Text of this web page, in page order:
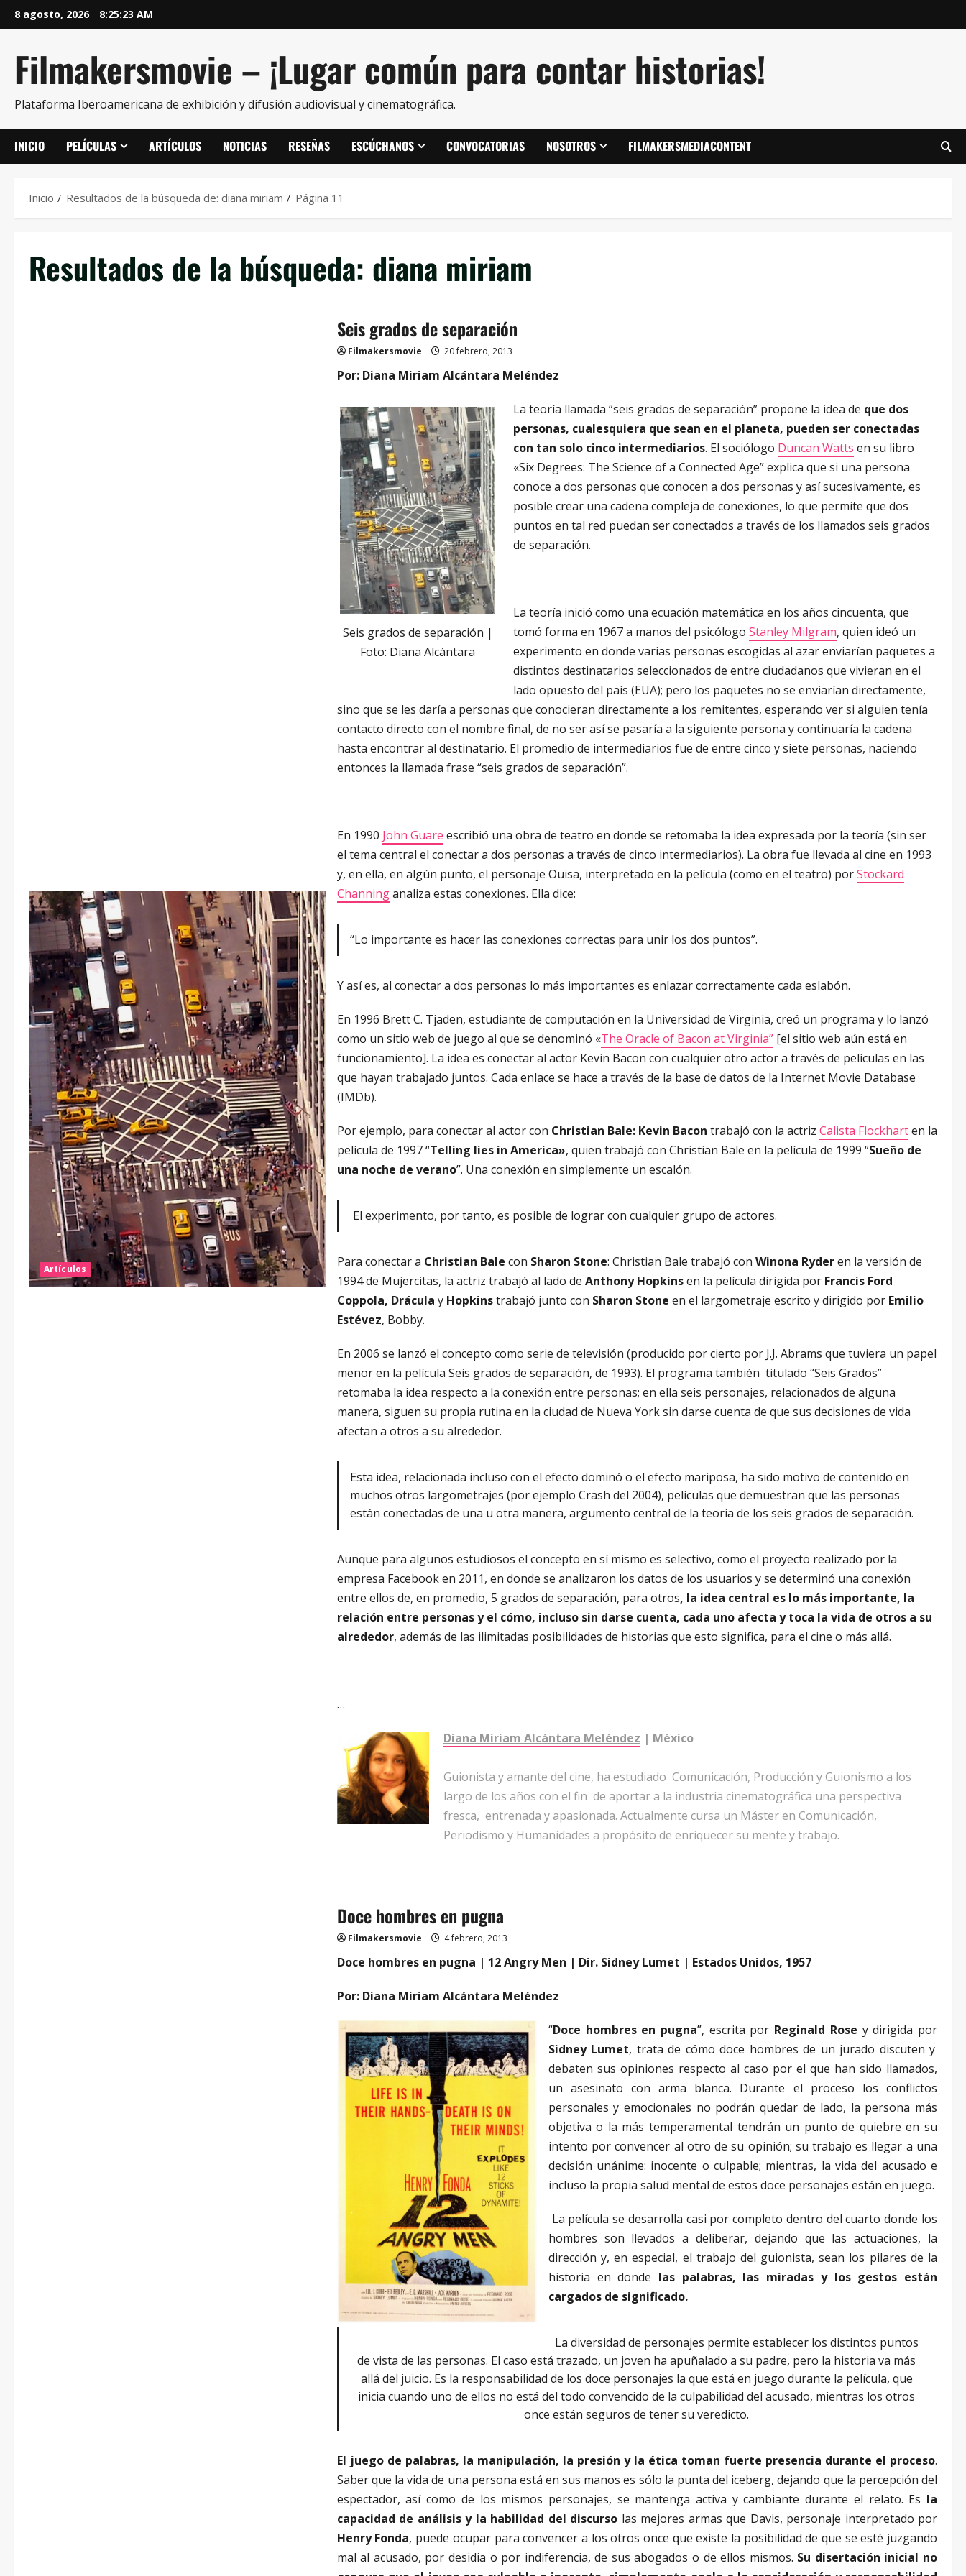
8 agosto, 2026 8:25:25 AM
Filmakersmovie – ¡Lugar común para contar historias!
Plataforma Iberoamericana de exhibición y difusión audiovisual y cinematográfica.
INICIO PELÍCULAS ARTÍCULOS NOTICIAS RESEÑAS ESCÚCHANOS CONVOCATORIAS NOSOTROS FILMAKERSMEDIACONTENT
Inicio Resultados de la búsqueda de: diana miriam Página 11
Resultados de la búsqueda: diana miriam
Artículos
Seis grados de separación
Filmakersmovie 20 febrero, 2013
Por: Diana Miriam Alcántara Meléndez
Seis grados de separación |
Foto: Diana Alcántara
La teoría llamada “seis grados de separación” propone la idea de que dos
personas, cualesquiera que sean en el planeta, pueden ser conectadas
con tan solo cinco intermediarios. El sociólogo Duncan Watts en su libro
«Six Degrees: The Science of a Connected Age” explica que si una persona
conoce a dos personas que conocen a dos personas y así sucesivamente, es
posible crear una cadena compleja de conexiones, lo que permite que dos
puntos en tal red puedan ser conectados a través de los llamados seis grados
de separación.
La teoría inició como una ecuación matemática en los años cincuenta, que
tomó forma en 1967 a manos del psicólogo Stanley Milgram, quien ideó un
experimento en donde varias personas escogidas al azar enviarían paquetes a
distintos destinatarios seleccionados de entre ciudadanos que vivieran en el
lado opuesto del país (EUA); pero los paquetes no se enviarían directamente,
sino que se les daría a personas que conocieran directamente a los remitentes, esperando ver si alguien tenía
contacto directo con el nombre final, de no ser así se pasaría a la siguiente persona y continuaría la cadena
hasta encontrar al destinatario. El promedio de intermediarios fue de entre cinco y siete personas, naciendo
entonces la llamada frase “seis grados de separación”.
En 1990 John Guare escribió una obra de teatro en donde se retomaba la idea expresada por la teoría (sin ser
el tema central el conectar a dos personas a través de cinco intermediarios). La obra fue llevada al cine en 1993
y, en ella, en algún punto, el personaje Ouisa, interpretado en la película (como en el teatro) porStockard
Channinganaliza estas conexiones. Ella dice:
“Lo importante es hacer las conexiones correctas para unir los dos puntos”.
Y así es, al conectar a dos personas lo más importantes es enlazar correctamente cada eslabón.
En 1996 Brett C. Tjaden, estudiante de computación en la Universidad de Virginia, creó un programa y lo lanzó
como un sitio web de juego al que se denominó «The Oracle of Bacon at Virginia”[el sitio web aún está en
funcionamiento]. La idea es conectar al actor Kevin Bacon con cualquier otro actor a través de películas en las
que hayan trabajado juntos. Cada enlace se hace a través de la base de datos de la Internet Movie Database
(IMDb).
Por ejemplo, para conectar al actor con Christian Bale: Kevin Bacon trabajó con la actriz Calista Flockharten la
película de 1997 “Telling lies in America», quien trabajó con Christian Bale en la película de 1999 “Sueño de
una noche de verano”. Una conexión en simplemente un escalón.
El experimento, por tanto, es posible de lograr con cualquier grupo de actores.
Para conectar a Christian Bale con Sharon Stone: Christian Bale trabajó con Winona Ryderen la versión de
1994 de Mujercitas, la actriz trabajó al lado de Anthony Hopkinsen la película dirigida por Francis Ford
Coppola, Drácula y Hopkinstrabajó junto con Sharon Stone en el largometraje escrito y dirigido por Emilio
Estévez, Bobby.
En 2006 se lanzó el concepto como serie de televisión (producido por cierto por J.J. Abrams que tuviera un papel
menor en la película Seis grados de separación, de 1993). El programa también titulado “Seis Grados”
retomaba la idea respecto a la conexión entre personas; en ella seis personajes, relacionados de alguna
manera, siguen su propia rutina en la ciudad de Nueva York sin darse cuenta de que sus decisiones de vida
afectan a otros a su alrededor.
Esta idea, relacionada incluso con el efecto dominó o el efecto mariposa, ha sido motivo de contenido en
muchos otros largometrajes (por ejemplo Crash del 2004), películas que demuestran que las personas
están conectadas de una u otra manera, argumento central de la teoría de los seis grados de separación.
Aunque para algunos estudiosos el concepto en sí mismo es selectivo, como el proyecto realizado por la
empresa Facebook en 2011, en donde se analizaron los datos de los usuarios y se determinó una conexión
entre ellos de, en promedio, 5 grados de separación, para otros, la idea central es lo más importante, la
relación entre personas y el cómo, incluso sin darse cuenta, cada uno afecta y toca la vida de otros a su
alrededor, además de las ilimitadas posibilidades de historias que esto significa, para el cine o más allá.
…
Diana Miriam Alcántara Meléndez | México
Guionista y amante del cine, ha estudiado Comunicación, Producción y Guionismo a los
largo de los años con el fin de aportar a la industria cinematográfica una perspectiva
fresca, entrenada y apasionada. Actualmente cursa un Máster en Comunicación,
Periodismo y Humanidades a propósito de enriquecer su mente y trabajo.
Doce hombres en pugna
Filmakersmovie 4 febrero, 2013
Doce hombres en pugna | 12 Angry Men | Dir. Sidney Lumet | Estados Unidos, 1957
Por: Diana Miriam Alcántara Meléndez
“Doce hombres en pugna”, escrita por Reginald Rose y dirigida por
Sidney Lumet, trata de cómo doce hombres de un jurado discuten y
debaten sus opiniones respecto al caso por el que han sido llamados,
un asesinato con arma blanca. Durante el proceso los conflictos
personales y emocionales no podrán quedar de lado, la persona más
objetiva o la más temperamental tendrán un punto de quiebre en su
intento por convencer al otro de su opinión; su trabajo es llegar a una
decisión unánime: inocente o culpable; mientras, la vida del acusado e
incluso la propia salud mental de estos doce personajes están en juego.
La película se desarrolla casi por completo dentro del cuarto donde los
hombres son llevados a deliberar, dejando que las actuaciones, la
dirección y, en especial, el trabajo del guionista, sean los pilares de la
historia en donde las palabras, las miradas y los gestos están
cargados de significado.
La diversidad de personajes permite establecer los distintos puntos
de vista de las personas. El caso está trazado, un joven ha apuñalado a su padre, pero la historia va más
allá del juicio. Es la responsabilidad de los doce personajes la que está en juego durante la película, que
inicia cuando uno de ellos no está del todo convencido de la culpabilidad del acusado, mientras los otros
once están seguros de tener su veredicto.
El juego de palabras, la manipulación, la presión y la ética toman fuerte presencia durante el proceso.
Saber que la vida de una persona está en sus manos es sólo la punta del iceberg, dejando que la percepción del
espectador, así como de los mismos personajes, se mantenga activa y cambiante durante el relato. Es la
capacidad de análisis y la habilidad del discurso las mejores armas que Davis, personaje interpretado por
Henry Fonda, puede ocupar para convencer a los otros once que existe la posibilidad de que se esté juzgando
mal al acusado, por desidia o por indiferencia, de sus abogados o de ellos mismos. Su disertación inicial no